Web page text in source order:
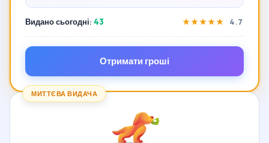
Видано сьогодні: 43 ★★★★★ 4.7
Отримати гроші
МИТТЄВА ВИДАЧА